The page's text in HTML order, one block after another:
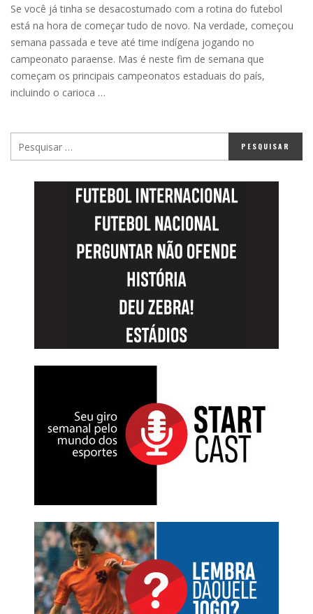
Se você já tinha se desacostumado com a rotina do futebol
está na hora de começar tudo de novo. Na verdade, começou
semana passada e teve até time indígena jogando no
campeonato paraense. Mas é neste fim de semana que
começam os principais campeonatos estaduais do país,
incluindo o carioca …